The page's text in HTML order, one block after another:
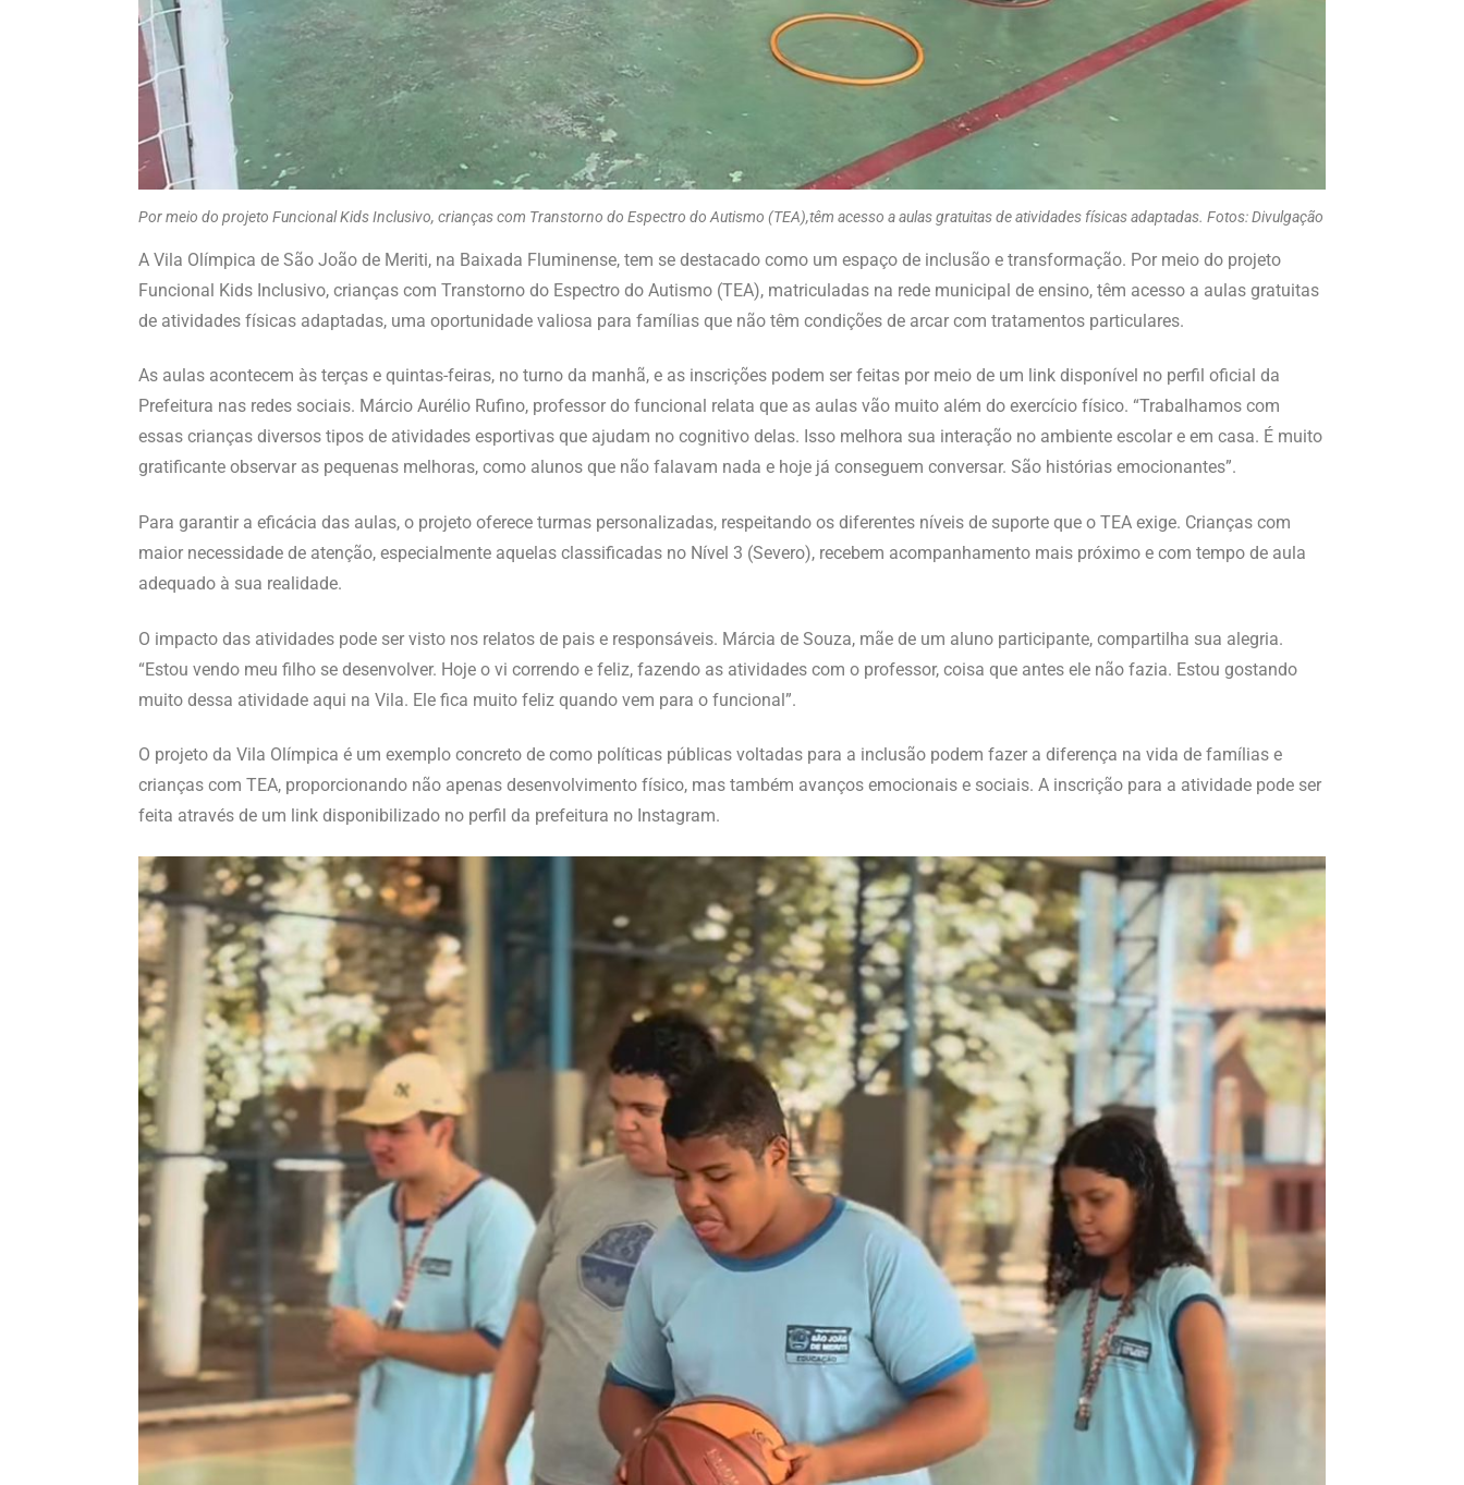
Por meio do projeto Funcional Kids Inclusivo, crianças com Transtorno do Espectro do Autismo (TEA),têm acesso a aulas gratuitas de atividades físicas adaptadas. Fotos: Divulgação
A Vila Olímpica de São João de Meriti, na Baixada Fluminense, tem se destacado como um espaço de inclusão e transformação. Por meio do projeto
Funcional Kids Inclusivo, crianças com Transtorno do Espectro do Autismo (TEA), matriculadas na rede municipal de ensino, têm acesso a aulas gratuitas
de atividades físicas adaptadas, uma oportunidade valiosa para famílias que não têm condições de arcar com tratamentos particulares.
As aulas acontecem às terças e quintas-feiras, no turno da manhã, e as inscrições podem ser feitas por meio de um link disponível no perfil oficial da
Prefeitura nas redes sociais. Márcio Aurélio Rufino, professor do funcional relata que as aulas vão muito além do exercício físico. “Trabalhamos com
essas crianças diversos tipos de atividades esportivas que ajudam no cognitivo delas. Isso melhora sua interação no ambiente escolar e em casa. É muito
gratificante observar as pequenas melhoras, como alunos que não falavam nada e hoje já conseguem conversar. São histórias emocionantes”.
Para garantir a eficácia das aulas, o projeto oferece turmas personalizadas, respeitando os diferentes níveis de suporte que o TEA exige. Crianças com
maior necessidade de atenção, especialmente aquelas classificadas no Nível 3 (Severo), recebem acompanhamento mais próximo e com tempo de aula
adequado à sua realidade.
O impacto das atividades pode ser visto nos relatos de pais e responsáveis. Márcia de Souza, mãe de um aluno participante, compartilha sua alegria.
“Estou vendo meu filho se desenvolver. Hoje o vi correndo e feliz, fazendo as atividades com o professor, coisa que antes ele não fazia. Estou gostando
muito dessa atividade aqui na Vila. Ele fica muito feliz quando vem para o funcional”.
O projeto da Vila Olímpica é um exemplo concreto de como políticas públicas voltadas para a inclusão podem fazer a diferença na vida de famílias e
crianças com TEA, proporcionando não apenas desenvolvimento físico, mas também avanços emocionais e sociais. A inscrição para a atividade pode ser
feita através de um link disponibilizado no perfil da prefeitura no Instagram.